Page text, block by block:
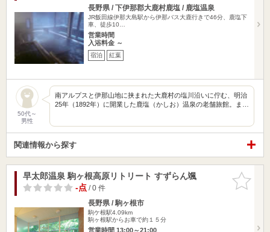
長野県 / 下伊那郡大鹿村鹿塩 / 鹿塩温泉
JR飯田線伊那大島駅から伊那バス大鹿行きで46分、鹿塩下
車、徒歩10…
営業時間
入浴料金 ～
宿泊 紅葉
50代～
男性
南アルプスと伊那山地に挟まれた大鹿村の塩川沿いに佇む、明治
25年（1892年）に開業した鹿塩（かしお）温泉の老舗旅館。ま…
関連情報から探す
お気に入
りに追加
早太郎温泉 駒ヶ根高原リトリート すずらん颯
-点/ 0 件
長野県 / 駒ヶ根市
駒ケ根駅4.09km
駒ヶ根駅からお車で約１５分
営業時間 13:00～21:00